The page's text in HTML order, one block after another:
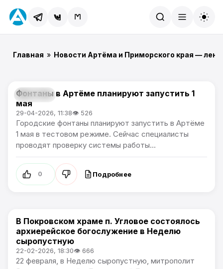
Главная » Новости Артёма и Приморского края —
Культура
Фонтаны в Артёме планируют запустить 1
мая
29-04-2026, 11:38👁 526
Городские фонтаны планируют запустить в Артёме
1 мая в тестовом режиме. Сейчас специалисты
проводят проверку системы работы...
0 Подробнее
Культура / Общество
В Покровском храме п. Угловое состоялось
архиерейское богослужение в Неделю
сыропустную
22-02-2026, 18:30👁 666
22 февраля, в Неделю сыропустную, митрополит